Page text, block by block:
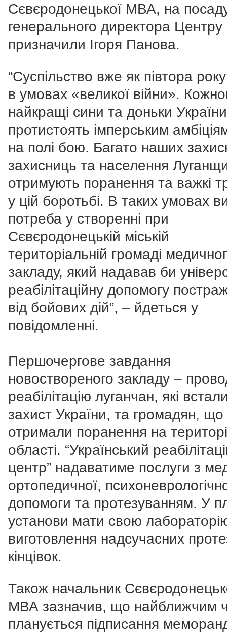
Сєвєродонецької МВА, на
генерального директора Центру
призначили Ігоря Панова.
“Суспільство вже як півтора
в умовах «великої війни».
найкращі сини та доньки України
протистоять імперським
на полі бою. Багато наших
захисниць та населення
отримують поранення та важкі
у цій боротьбі. В таких умовах
потреба у створенні при
Сєвєродонецькій міській
територіальній громаді
закладу, який надавав би
реабілітаційну допомогу
від бойових дій”, – йдеться у
повідомленні.
Першочергове завдання
новоствореного закладу –
реабілітацію луганчан, які
захист України, та громадян, що
отримали поранення на
області. “Український
центр” надаватиме послуги з
ортопедичної,
допомоги та протезуванням. У
установи мати свою
виготовлення надсучасних
кінцівок.
Також начальник
МВА зазначив, що найближчим
планується підписання